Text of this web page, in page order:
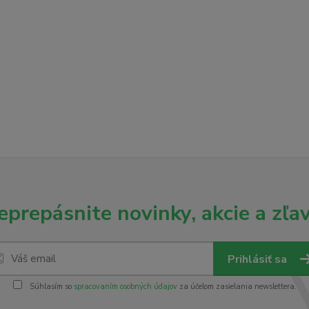
novinky, akcie a
Prihlásiť sa
Súhlasím so spracovaním osobných údajovza účelom zasielania newslettera.